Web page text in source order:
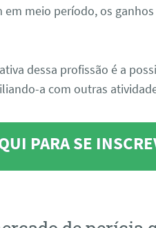
meio período, os
dessa profissão é a
a com outras
PARA SE